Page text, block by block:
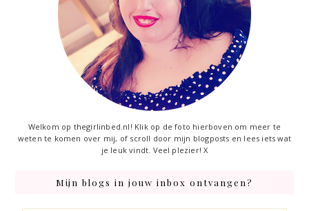
Welkom op thegirlinbed.nl! Klik op de foto hierboven om meer te
weten te komen over mij, of scroll door mijn blogposts en lees iets wat
je leuk vindt. Veel plezier! X
Mijn blogs in jouw inbox ontvangen?
E-